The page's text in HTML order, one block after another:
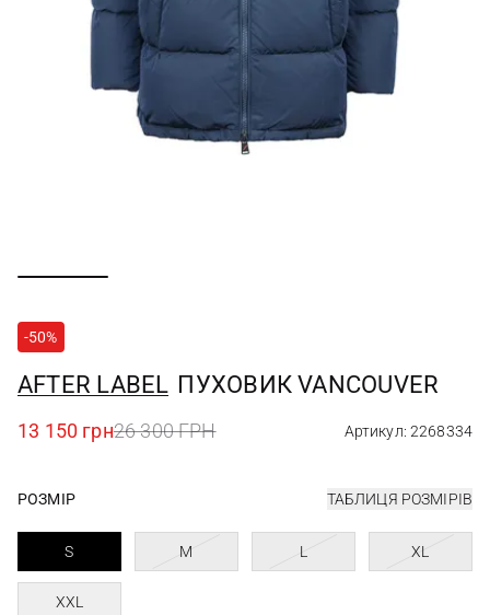
-50%
AFTER LABEL ПУХОВИК VANCOUVER
13 150 грн26 300 ГРН Артикул: 2268334
РОЗМІР ТАБЛИЦЯ РОЗМІРІВ
S M L XL
XXL